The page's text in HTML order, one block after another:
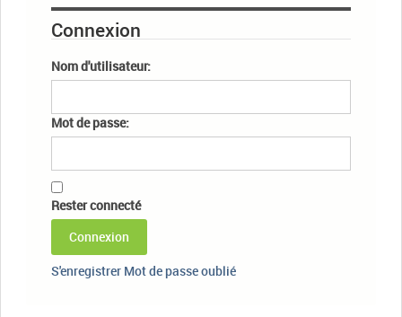
Connexion
Nom d'utilisateur:
Mot de passe:
Rester connecté
Connexion
S'enregistrer Mot de passe oublié